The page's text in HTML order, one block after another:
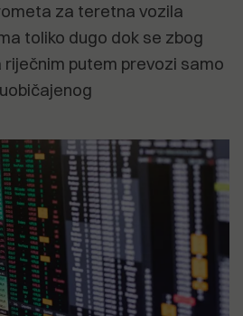
za teretna vozila
toliko dugo dok se zbog
putem prevozi samo